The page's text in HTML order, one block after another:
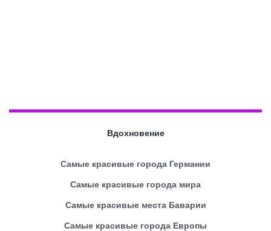
Вдохновение
Самые красивые города Германии
Самые красивые города мира
Самые красивые места Баварии
Самые красивые города Европы